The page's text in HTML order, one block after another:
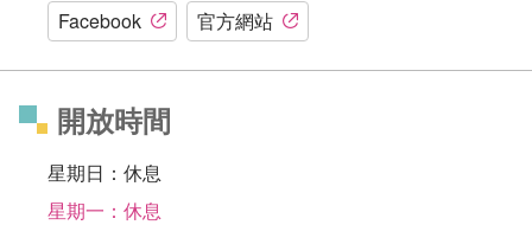
Facebook 官方網站
開放時間
星期日：休息
星期一：休息